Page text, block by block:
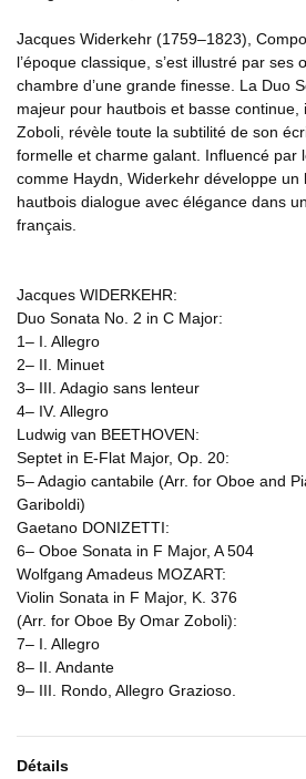
Jacques Widerkehr (1759–1823),
l’époque classique, s’est illustré par
chambre d’une grande finesse. La Duo
majeur pour hautbois et basse
Zoboli, révèle toute la subtilité de son
formelle et charme galant. Influencé par
comme Haydn, Widerkehr développe
hautbois dialogue avec élégance dans
français.
Jacques WIDERKEHR:
Duo Sonata No. 2 in C Major:
1– I. Allegro
2– II. Minuet
3– III. Adagio sans lenteur
4– IV. Allegro
Ludwig van BEETHOVEN:
Septet in E-Flat Major, Op. 20:
5– Adagio cantabile (Arr. for Oboe and
Gariboldi)
Gaetano DONIZETTI:
6– Oboe Sonata in F Major, A 504
Wolfgang Amadeus MOZART:
Violin Sonata in F Major, K. 376
(Arr. for Oboe By Omar Zoboli):
7– I. Allegro
8– II. Andante
9– III. Rondo, Allegro Grazioso.
Détails